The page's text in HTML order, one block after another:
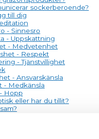
sockerberoende?
till dig
- Sinnesro
- Uppskattning
- Medvetenhet
- Respekt
- Tjänstvillighet
- Ansvarskänsla
- Medkänsla
Hopp
eller har du tillit?